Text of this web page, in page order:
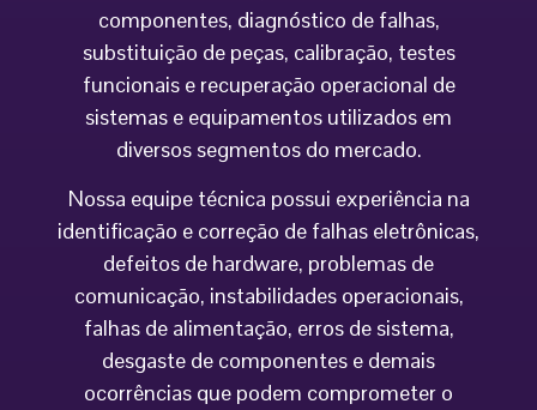
componentes, diagnóstico de falhas,
substituição de peças, calibração, testes
funcionais e recuperação operacional de
sistemas e equipamentos utilizados em
diversos segmentos do mercado.
Nossa equipe técnica possui experiência na
identificação e correção de falhas eletrônicas,
defeitos de hardware, problemas de
comunicação, instabilidades operacionais,
falhas de alimentação, erros de sistema,
desgaste de componentes e demais
ocorrências que podem comprometer o